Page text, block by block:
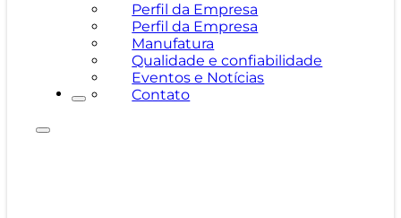
Perfil da Empresa
Perfil da Empresa
Manufatura
Qualidade e confiabilidade
Eventos e Notícias
Contato